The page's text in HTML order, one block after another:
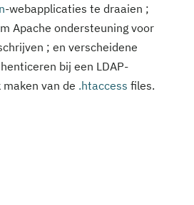
-webapplicaties te draaien ;
Apache ondersteuning voor
; en verscheidene
bij een LDAP-
van de .htaccess files.